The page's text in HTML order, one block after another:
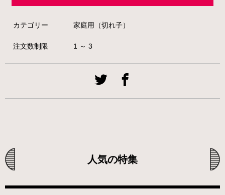
カテゴリー 家庭用（切れ子）
注文数制限 1 ～ 3
人気の特集